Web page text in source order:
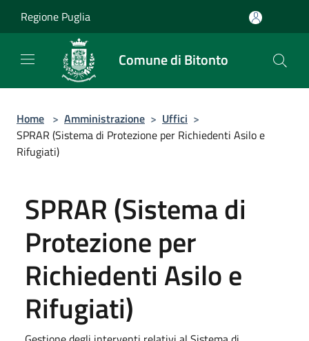
Regione Puglia
Comune di Bitonto
Home > Amministrazione > Uffici >
SPRAR (Sistema di Protezione per Richiedenti Asilo e
Rifugiati)
SPRAR (Sistema di
Protezione per
Richiedenti Asilo e
Rifugiati)